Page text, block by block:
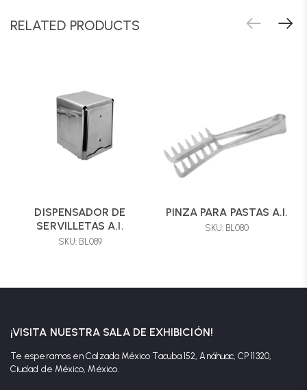
RELATED PRODUCTS
DISPENSADOR DE
SERVILLETAS A.I.
SKU: BL089
PINZA PARA PASTAS A.I.
SKU: BL080
¡VISITA NUESTRA SALA DE EXHIBICIÓN!
Te esperamos en Calzada México Tacuba 152, Anáhuac, CP 11320,
Ciudad de México, México.